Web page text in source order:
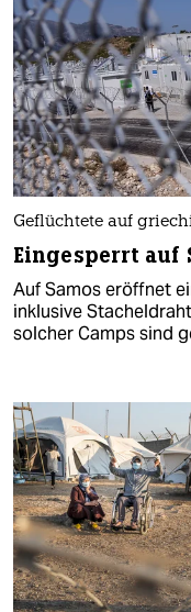
Geflüchtete auf
Eingesperrt auf
Auf Samos eröffnet
inklusive
solcher Camps sind